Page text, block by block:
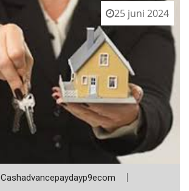
25 juni 2024
Cashadvancepaydayp9ecom